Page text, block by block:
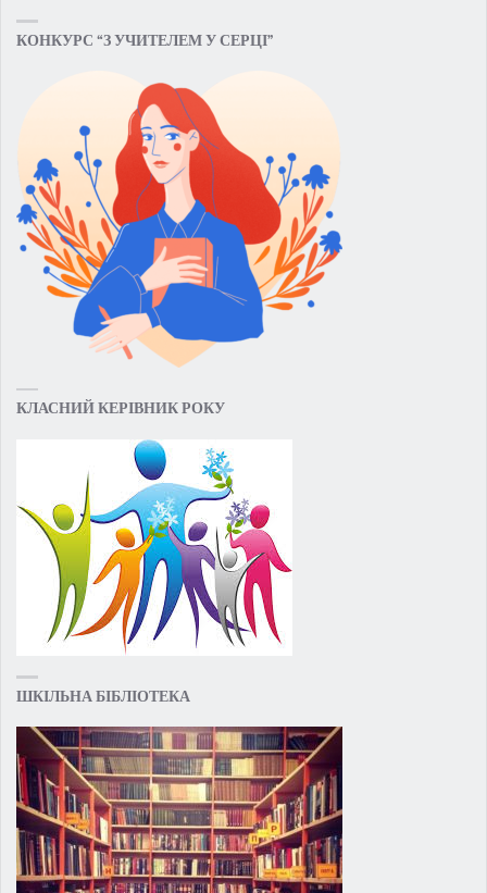
КОНКУРС “З УЧИТЕЛЕМ У СЕРЦІ”
КЛАСНИЙ КЕРІВНИК РОКУ
ШКІЛЬНА БІБЛІОТЕКА